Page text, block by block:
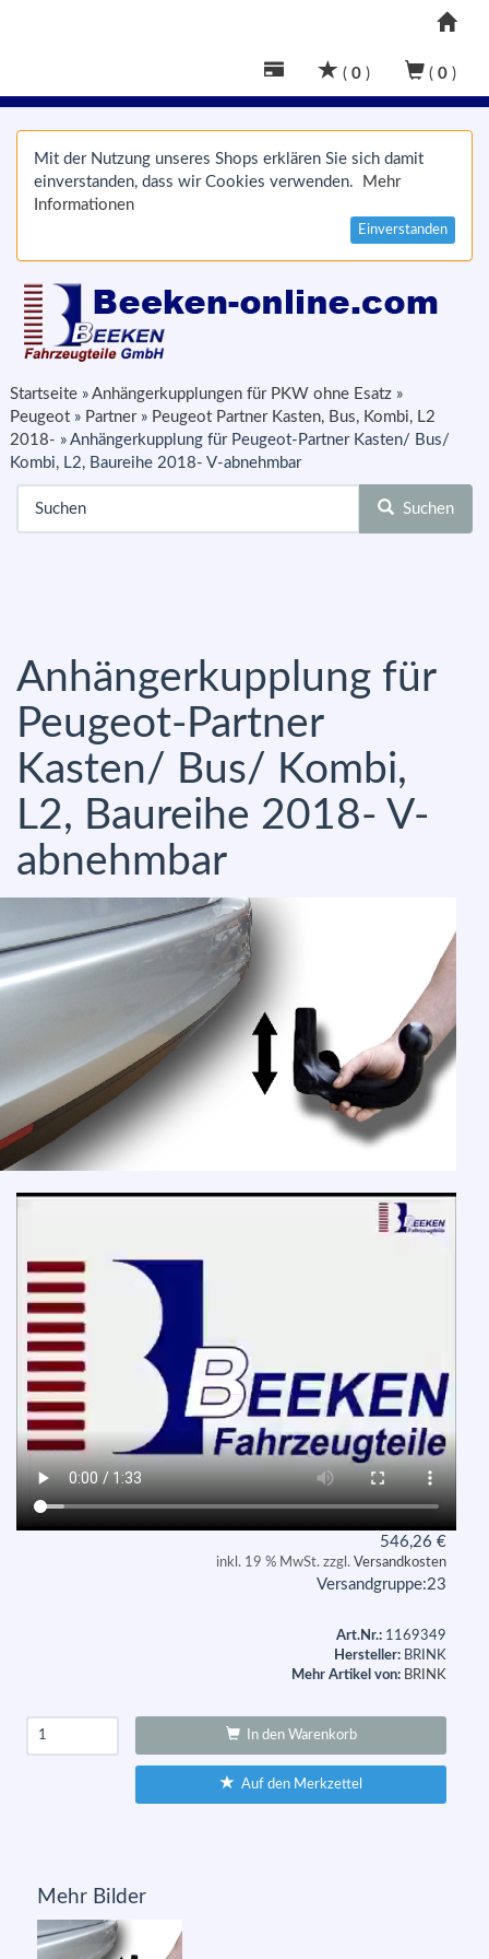
( 0 ) ( 0 )
Mit der Nutzung unseres Shops erklären Sie sich damit
einverstanden, dass wir Cookies verwenden.
Mehr
Informationen
Einverstanden
Startseite » Anhängerkupplungen für PKW ohne Esatz »
Peugeot » Partner» Peugeot Partner Kasten, Bus, Kombi, L2
2018- » Anhängerkupplung für Peugeot-Partner Kasten/ Bus/
Kombi, L2, Baureihe 2018- V-abnehmbar
Suchen
Anhängerkupplung für
Peugeot-Partner
Kasten/ Bus/ Kombi,
L2, Baureihe 2018- V-
abnehmbar
546,26 €
inkl. 19 % MwSt. zzgl. Versandkosten
Versandgruppe:23
Art.Nr.: 1169349
Hersteller: BRINK
Mehr Artikel von: BRINK
In den Warenkorb
Auf den Merkzettel
Mehr Bilder